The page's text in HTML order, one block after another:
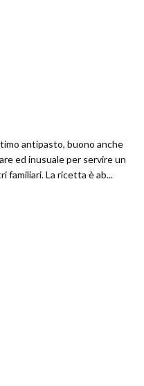
antipasto, buono anche
ed inusuale per servire un
familiari. La ricetta è ab...